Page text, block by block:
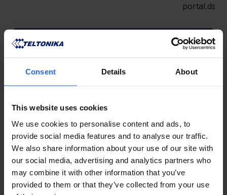
Consent Details About
This website uses cookies
We use cookies to personalise content and ads, to
provide social media features and to analyse our traffic.
We also share information about your use of our site with
our social media, advertising and analytics partners who
may combine it with other information that you’ve
provided to them or that they’ve collected from your use
portal.dsa
ACCESO AL PORTAL PARA DESARROLLADORES
CASOS DE USO
See how Teltonika Networks products empower IoT solutions across multiple